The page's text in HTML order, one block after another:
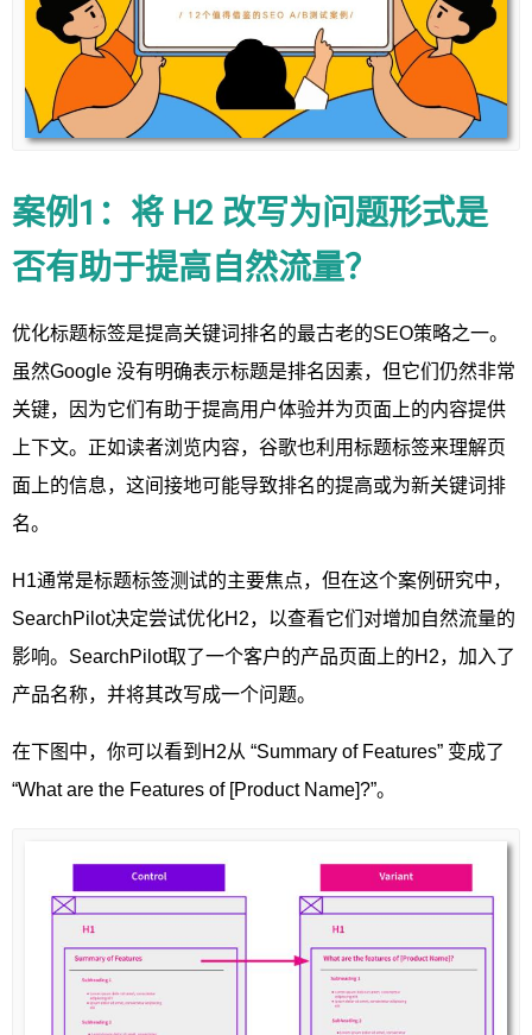
案例1：将 H2 改写为问题形式是
否有助于提高自然流量？
优化标题标签是提高关键词排名的最古老的SEO策略之一。
虽然Google 没有明确表示标题是排名因素，但它们仍然非常
关键，因为它们有助于提高用户体验并为页面上的内容提供
上下文。正如读者浏览内容，谷歌也利用标题标签来理解页
面上的信息，这间接地可能导致排名的提高或为新关键词排
名。
H1通常是标题标签测试的主要焦点，但在这个案例研究中，
SearchPilot决定尝试优化H2，以查看它们对增加自然流量的
影响。SearchPilot取了一个客户的产品页面上的H2，加入了
产品名称，并将其改写成一个问题。
在下图中，你可以看到H2从 “Summary of Features” 变成了
“What are the Features of [Product Name]?”。